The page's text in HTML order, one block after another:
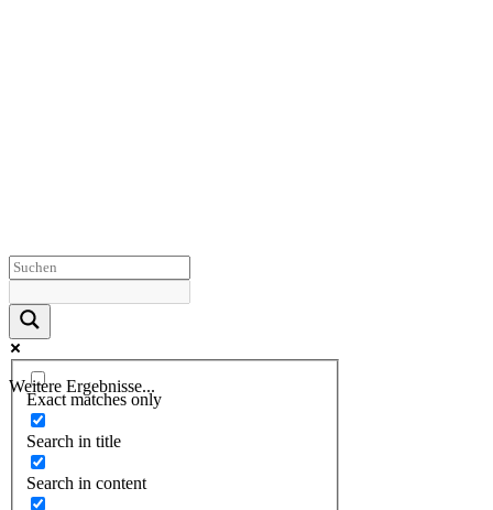
Weitere Ergebnisse...
Exact matches only
Search in title
Search in content